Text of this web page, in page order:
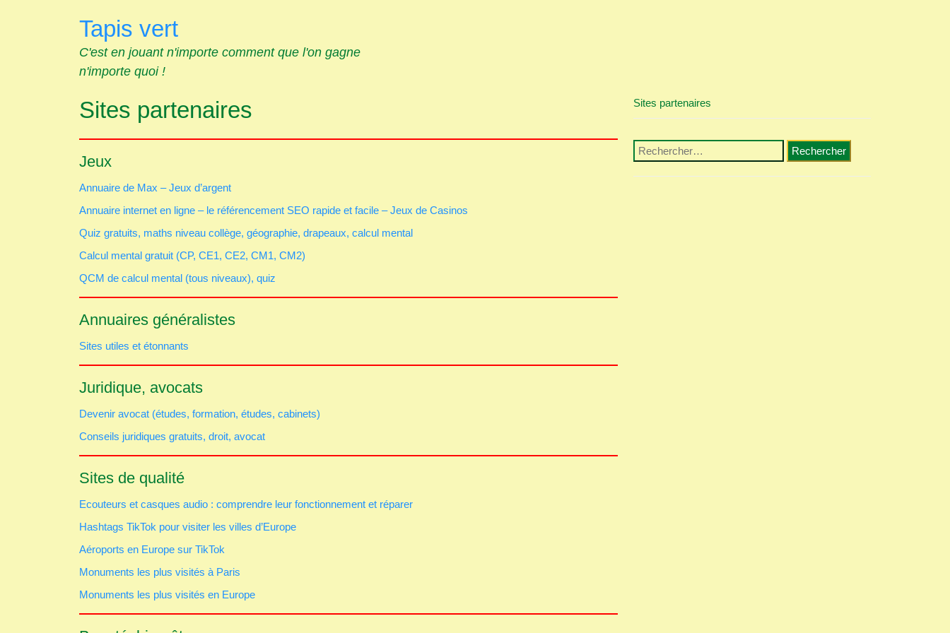
Tapis vert
C'est en jouant n'importe comment que l'on gagne
n'importe quoi !
Sites partenaires
Jeux
Annuaire de Max – Jeux d’argent
Annuaire internet en ligne – le référencement SEO rapide et facile – Jeux de Casinos
Quiz gratuits, maths niveau collège, géographie, drapeaux, calcul mental
Calcul mental gratuit (CP, CE1, CE2, CM1, CM2)
QCM de calcul mental (tous niveaux), quiz
Annuaires généralistes
Sites utiles et étonnants
Juridique, avocats
Devenir avocat (études, formation, études, cabinets)
Conseils juridiques gratuits, droit, avocat
Sites de qualité
Ecouteurs et casques audio : comprendre leur fonctionnement et réparer
Hashtags TikTok pour visiter les villes d’Europe
Aéroports en Europe sur TikTok
Monuments les plus visités à Paris
Monuments les plus visités en Europe
Sites partenaires
Rechercher :